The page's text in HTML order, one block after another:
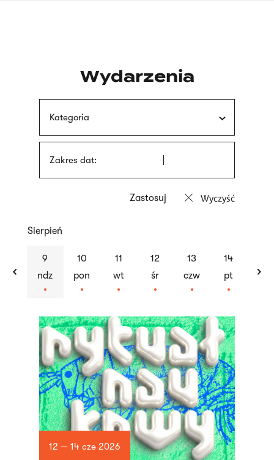
Wydarzenia
Kategoria
Zakres dat:
Wyczyść
previous
Sierpień
9
ndz
10
pon
11
wt
12
śr
13
czw
14
pt
Lista
artykułów
12 — 14 cze 2026